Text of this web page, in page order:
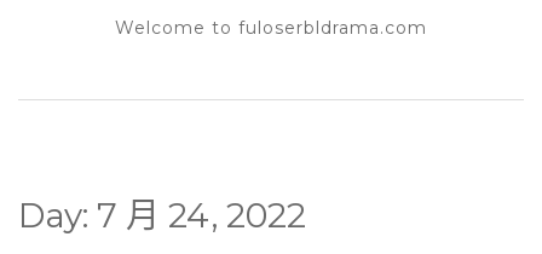
Welcome to fuloserbldrama.com
Day: 7 月 24, 2022